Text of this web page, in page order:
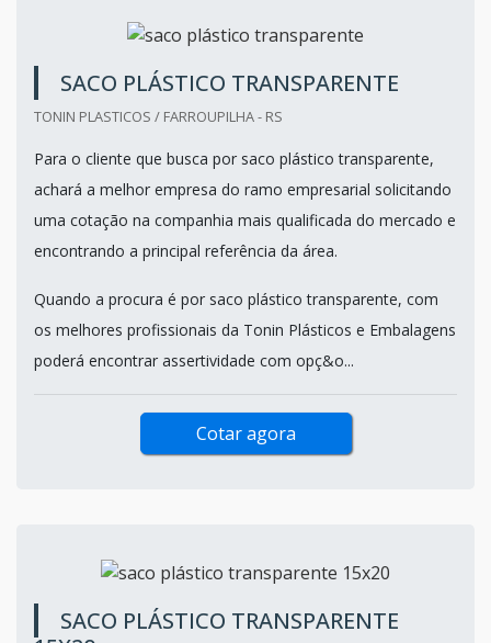
SACO PLÁSTICO TRANSPARENTE
TONIN PLASTICOS / FARROUPILHA - RS
Para o cliente que busca por saco plástico transparente,
achará a melhor empresa do ramo empresarial solicitando
uma cotação na companhia mais qualificada do mercado e
encontrando a principal referência da área.
Quando a procura é por saco plástico transparente, com
os melhores profissionais da Tonin Plásticos e Embalagens
poderá encontrar assertividade com opç&o...
Cotar agora
SACO PLÁSTICO TRANSPARENTE